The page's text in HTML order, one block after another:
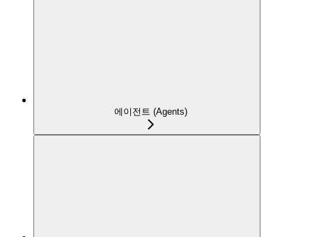
에이전트 (Agents)